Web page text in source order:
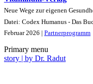
Neue Wege zur eigenen
Datei: Codex Humanus - Das
Februar 2026 | Partnerprogramm
Primary menu
story | by Dr. Radut